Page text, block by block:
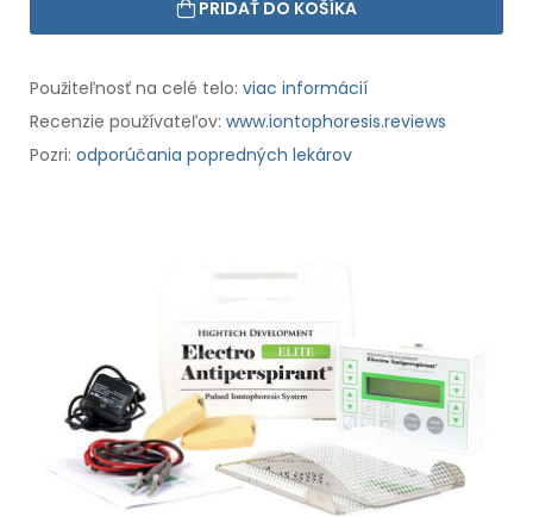
PRIDAŤ DO KOŠÍKA
Použiteľnosť na celé telo: viac informácií
Recenzie používateľov: www.iontophoresis.reviews
Pozri: odporúčania popredných lekárov